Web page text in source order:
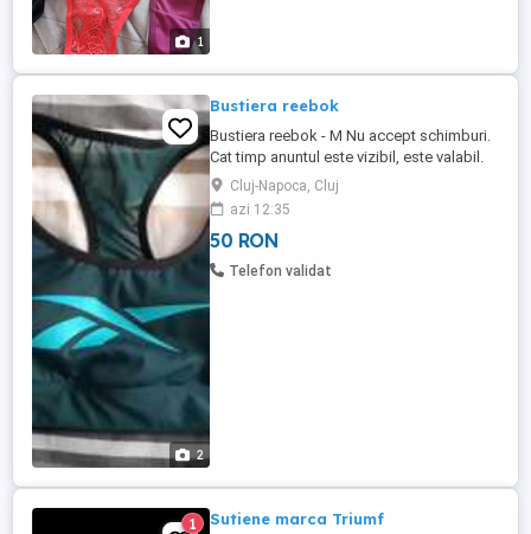
1
2
Bustiera reebok
Bustiera reebok - M Nu accept schimburi.
Cat timp anuntul este vizibil, este valabil.
Cost livrare: 17 lei (posta romana) -
necesita plata integral, in avans Cost
curier: incepand cu 30 lei - necesita plata
in avans, integral
Cluj-Napoca, Cluj
azi 12:35
50 RON
Telefon validat
1 Sutiene marca Triumf